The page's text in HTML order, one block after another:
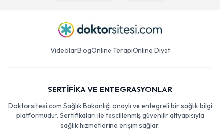
VideolarBlogOnline TerapiOnline Diyet
SERTİFİKA VE ENTEGRASYONLAR
Doktorsitesi.com Sağlık Bakanlığı onaylı ve entegreli bir sağlık bilgi
platformudur. Sertifikaları ile tescillenmiş güvenilir altyapısıyla
sağlık hizmetlerine erişim sağlar.